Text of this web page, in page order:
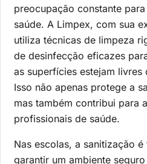
preocupação constante
saúde. A Limpex, com sua
utiliza técnicas de limpeza
de desinfecção eficazes
as superfícies estejam livres
Isso não apenas protege a
mas também contribui para
profissionais de saúde.
Nas escolas, a sanitização
garantir um ambiente